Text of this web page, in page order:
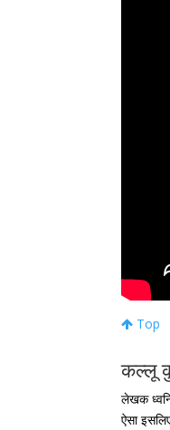
Top
कल्लू
लेखक
ऐसा